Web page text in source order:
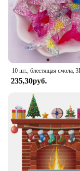
235,30руб.